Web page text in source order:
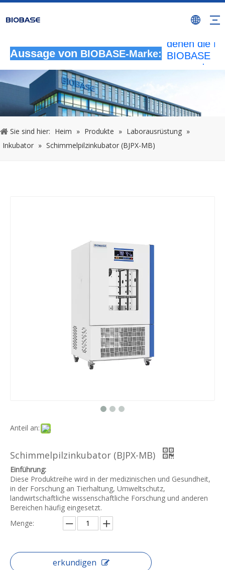
Aussage von BIOBASE-Marke:
Alle nicht
autorisierten
denen die
BIOBASE
verwendet
Verletzung
Haftung
Sie sind hier: Heim » Produkte » Laborausrüstung »
Inkubator » Schimmelpilzinkubator (BJPX-MB)
Anteil an:
Schimmelpilzinkubator (BJPX-MB)
Einführung:
Diese Produktreihe wird in der medizinischen und Gesundheit,
in der Forschung an Tierhaltung, Umweltschutz,
landwirtschaftliche wissenschaftliche Forschung und anderen
Bereichen häufig eingesetzt.
Menge:
erkundigen